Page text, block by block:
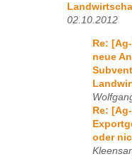
02.10.2012
Re:
neue
Re:
oder